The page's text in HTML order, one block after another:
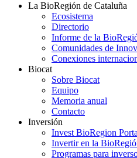
La BioRegión de Cataluña
Ecosistema
Directorio
Informe de la
Comunidades de
Conexiones
Biocat
Sobre Biocat
Equipo
Memoria anual
Contacto
Inversión
Invest BioRegion
Invertir en la
Programas para